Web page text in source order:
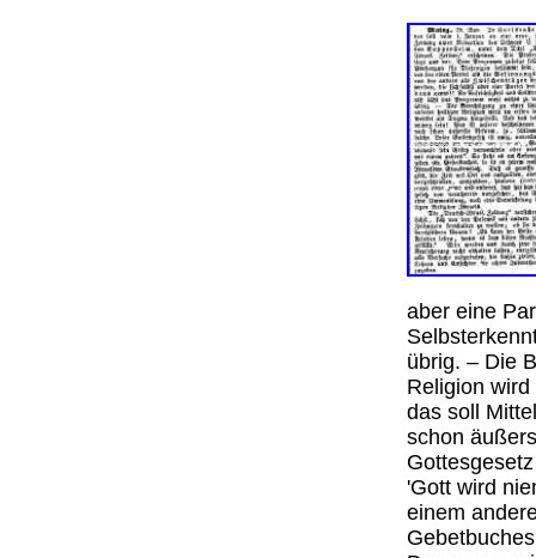
aber eine
übrig. – Die
Religion
das soll
schon
'Gott wird
einem